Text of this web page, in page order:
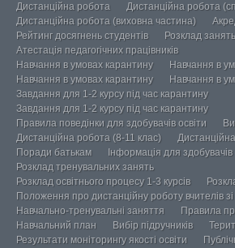
Дистанційна робота
Дистанційна робота
Дистанційна робота (виховна частина)
Рейтинг досягнень студентів
Розклад
Атестація педагогічних працівників
Навчання в умовах карантину
Навчання в
Навчання в умовах карантину
Навчання в
Завдання для 1-2 курсу під час карантину
Завдання для 1-2 курсу під час карантину
Правила поведінки для здобувачів освіти
Дистанційна робота (8-11 клас)
Поради батькам
Інформація для здобувачів
Розклад тренувальних занять
Розклад освітнього процесу 1-3 курсів
Положення про дистанційну роботу вчителів
Навчально-тренувальні заняття
Правила
Навчальний план
Вибір підручників
Результати моніторингу якості освіти